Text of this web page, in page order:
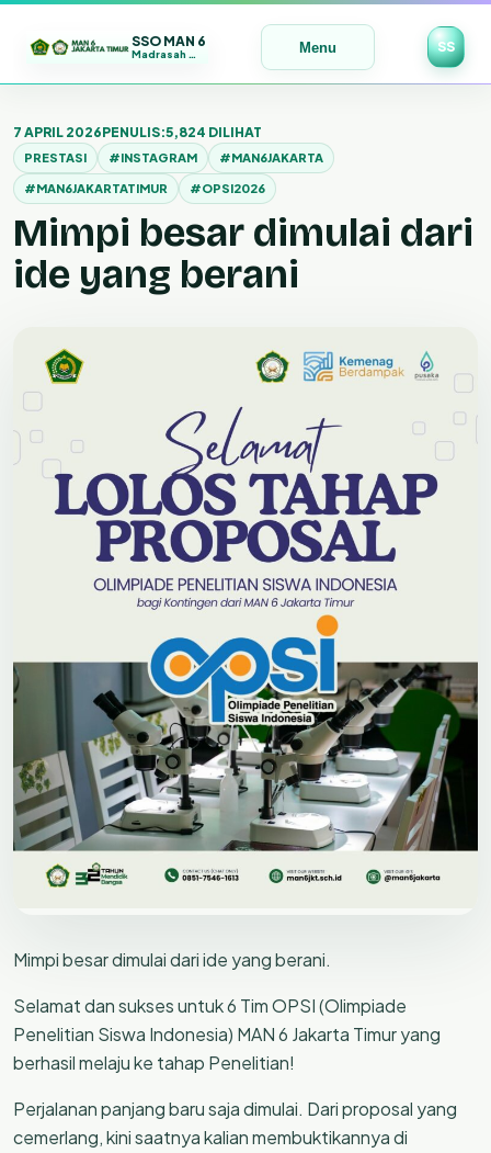
SSO MAN 6
Madrasah Maju | Bermutu | Mendunia Menu SS
ke
konten
7 APRIL 2026PENULIS:5,824 DILIHAT
PRESTASI #INSTAGRAM #MAN6JAKARTA
#MAN6JAKARTATIMUR #OPSI2026
Mimpi besar dimulai dari
ide yang berani
Mimpi besar dimulai dari ide yang berani.
Selamat dan sukses untuk 6 Tim OPSI (Olimpiade
Penelitian Siswa Indonesia) MAN 6 Jakarta Timur yang
berhasil melaju ke tahap Penelitian!
Perjalanan panjang baru saja dimulai. Dari proposal yang
cemerlang, kini saatnya kalian membuktikannya di